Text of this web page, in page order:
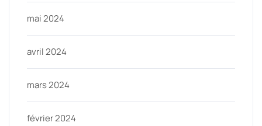
mai 2024
avril 2024
mars 2024
février 2024